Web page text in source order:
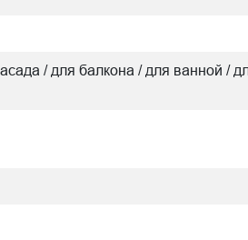
/ для балкона / для ванной /